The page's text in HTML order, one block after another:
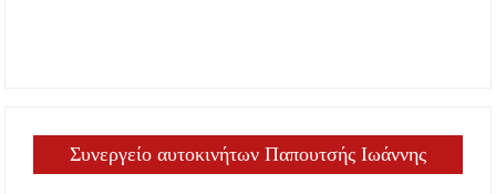
Συνεργείο αυτοκινήτων Παπουτσής Ιωάννης